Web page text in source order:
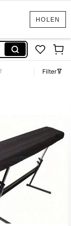
HOLEN
Filter